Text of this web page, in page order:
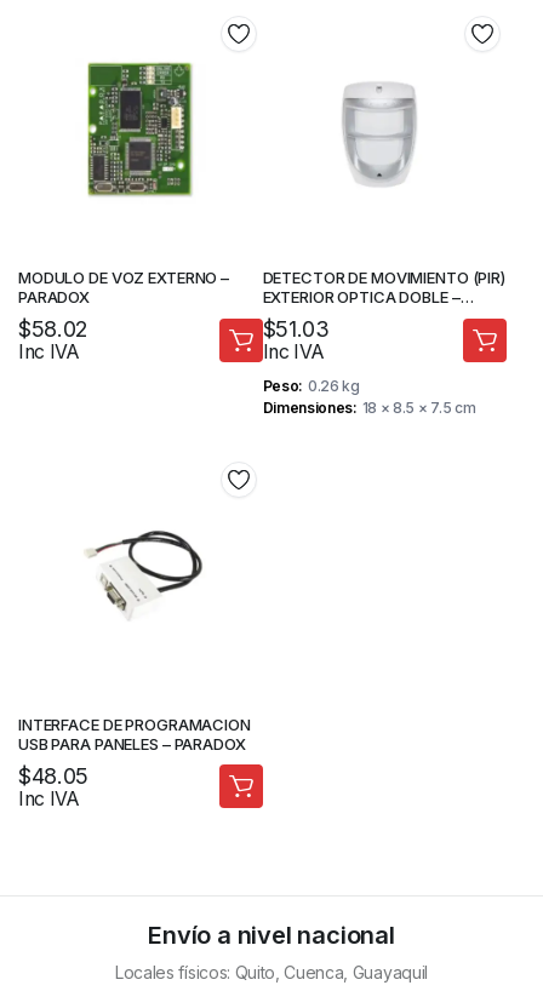
MODULO DE VOZ EXTERNO –
PARADOX
$58.02
Inc IVA
DETECTOR DE MOVIMIENTO (PIR)
EXTERIOR OPTICA DOBLE –
PARADOX
$51.03
Inc IVA
Peso 0.26 kg
Dimensiones 18 × 8.5 × 7.5 cm
INTERFACE DE PROGRAMACION
USB PARA PANELES – PARADOX
$48.05
Inc IVA
Envío a nivel nacional
Locales físicos: Quito, Cuenca, Guayaquil